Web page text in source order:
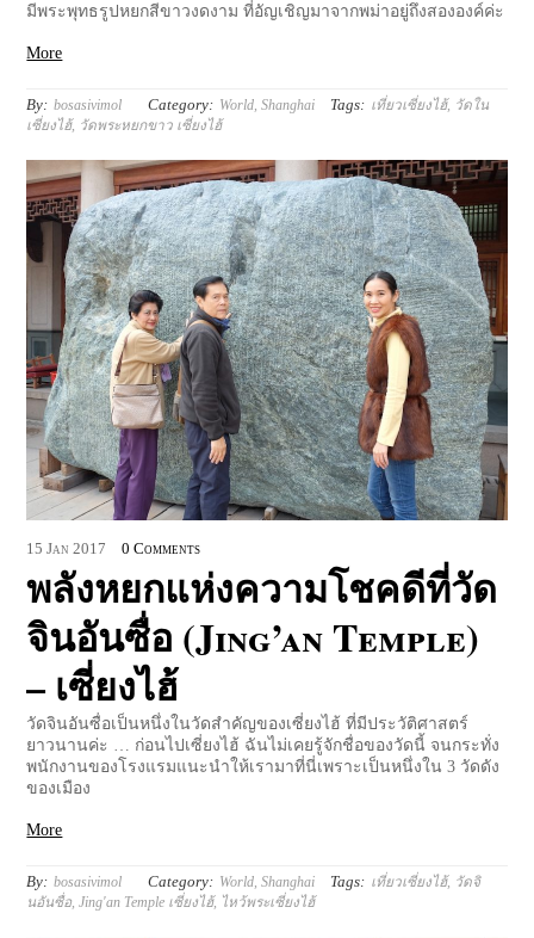
มีพระพุทธรูปหยกสีขาวงดงาม ที่อัญเชิญมาจากพม่าอยู่ถึงสององค์ค่ะ
More
By: bosasivimol Category: World ,Shanghai Tags: เที่ยวเซี่ยงไฮ้, วัดใน
เซี่ยงไฮ้, วัดพระหยกขาว เซี่ยงไฮ้
15 Jan 2017 0 Comments
พลังหยกแห่งความโชคดีที่วัด
จินอันซื่อ (Jing’an Temple)
– เซี่ยงไฮ้
วัดจินอันซื่อเป็นหนึ่งในวัดสำคัญของเซี่ยงไฮ้ ที่มีประวัติศาสตร์
ยาวนานค่ะ … ก่อนไปเซี่ยงไฮ้ ฉันไม่เคยรู้จักชื่อของวัดนี้ จนกระทั่ง
พนักงานของโรงแรมแนะนำให้เรามาที่นี่เพราะเป็นหนึ่งใน 3 วัดดัง
ของเมือง
More
By: bosasivimol Category: World,Shanghai Tags: เที่ยวเซี่ยงไฮ้, วัดจิ
นอันซื่อ,Jing'an Temple เซี่ยงไฮ้, ไหว้พระเซี่ยงไฮ้